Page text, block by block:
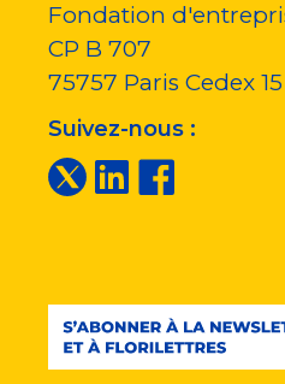
Fondation
CP B 707
75757 Paris Cedex 15
Suivez-nous :